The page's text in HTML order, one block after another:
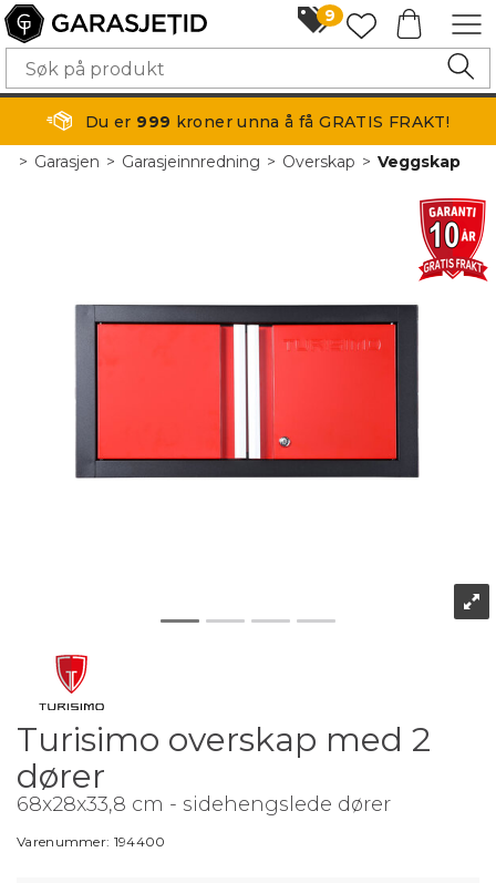
9
Du er 999 kroner unna å få GRATIS FRAKT!
>Garasjen>Garasjeinnredning>Overskap>Veggskap
Turisimo overskap med 2
dører
68x28x33,8 cm - sidehengslede dører
Varenummer: 194400